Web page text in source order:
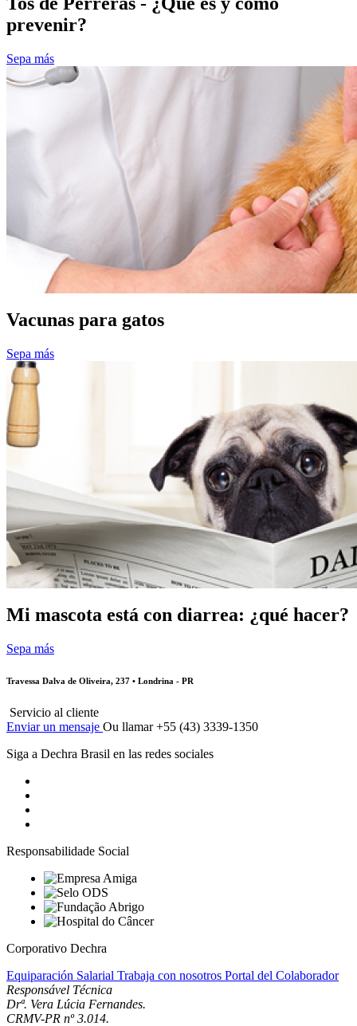
prevenir?
Sepa más
Vacunas para gatos
Sepa más
Mi mascota está con diarrea: ¿qué hacer?
Sepa más
Travessa Dalva de Oliveira, 237 • Londrina - PR
Servicio al cliente
Enviar un mensaje Ou llamar +55 (43) 3339-1350
Siga a Dechra Brasil en las redes sociales
Responsabilidade Social
Corporativo Dechra
Equiparación Salarial Trabaja con nosotros Portal del Colaborador
Responsável Técnica
Drª. Vera Lúcia Fernandes.
CRMV-PR nº 3.014.